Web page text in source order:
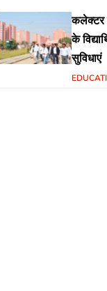
कलेक्टर
के
सुविधाएं